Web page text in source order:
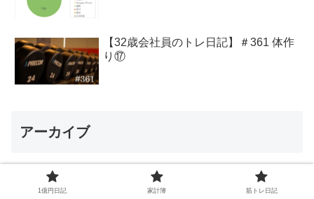
【32歳会社員のトレ日記】＃361 体作
り⑰
アーカイブ
2026年8月
1億円日記 家計簿 筋トレ日記